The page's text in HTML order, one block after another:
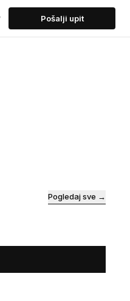
Pošalji upit
Pogledaj sve →